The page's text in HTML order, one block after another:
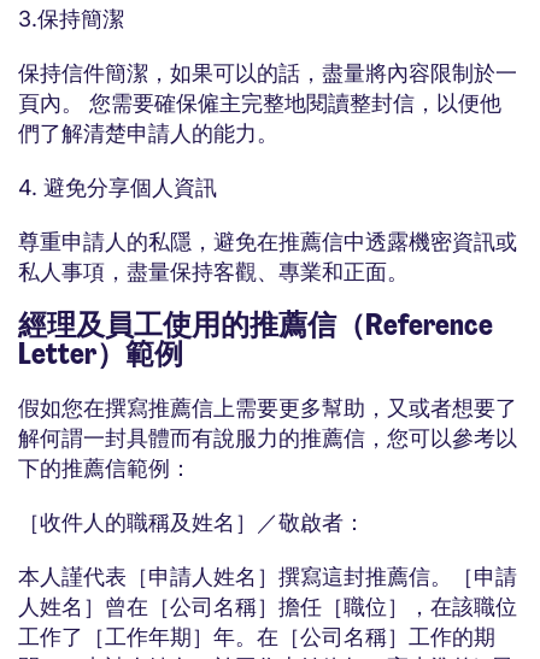
3.保持簡潔
保持信件簡潔，如果可以的話，盡量將內容限制於一
頁內。 您需要確保僱主完整地閱讀整封信，以便他
們了解清楚申請人的能力。
4. 避免分享個人資訊
尊重申請人的私隱，避免在推薦信中透露機密資訊或
私人事項，盡量保持客觀、專業和正面。
經理及員工使用的推薦信（Reference
Letter）範例
假如您在撰寫推薦信上需要更多幫助，又或者想要了
解何謂一封具體而有說服力的推薦信，您可以參考以
下的推薦信範例：
［收件人的職稱及姓名］／敬啟者：
本人謹代表［申請人姓名］撰寫這封推薦信。［申請
人姓名］曾在［公司名稱］擔任［職位］，在該職位
工作了［工作年期］年。在［公司名稱］工作的期